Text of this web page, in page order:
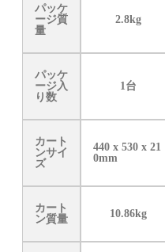
パッケ
ージ質
量
2.8kg
パッケ
ージ入
り数
1台
カート
ンサイ
ズ
440 x 530 x 21
0mm
カート
ン質量
10.86kg